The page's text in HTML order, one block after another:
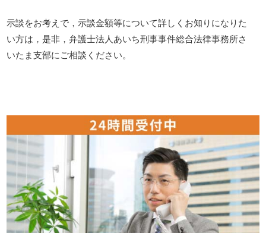
示談をお考えで，示談金額等について詳しくお知りになりた
い方は，是非，弁護士法人あいち刑事事件総合法律事務所さ
いたま支部にご相談ください。